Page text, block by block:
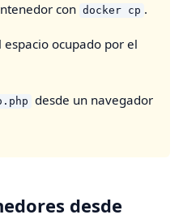
con docker cp .
ocupado por el
desde un navegador
desde